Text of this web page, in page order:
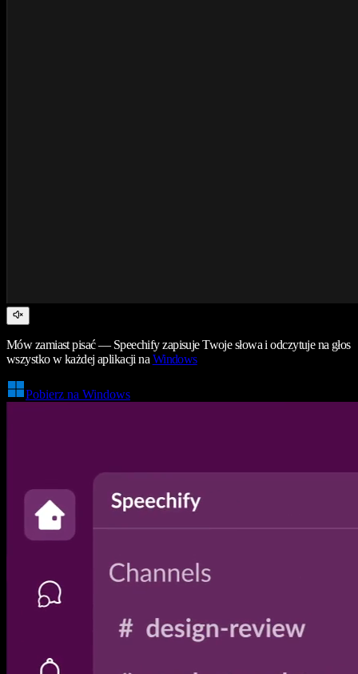
Mów zamiast pisać — Speechify zapisuje Twoje słowa i odczytuje na głos
wszystko w każdej aplikacji na Windows
Pobierz na Windows